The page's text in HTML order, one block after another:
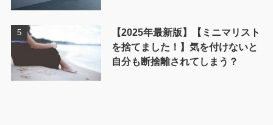
【2025年最新版】【ミニマリスト
を捨てました！】気を付けないと
自分も断捨離されてしまう？